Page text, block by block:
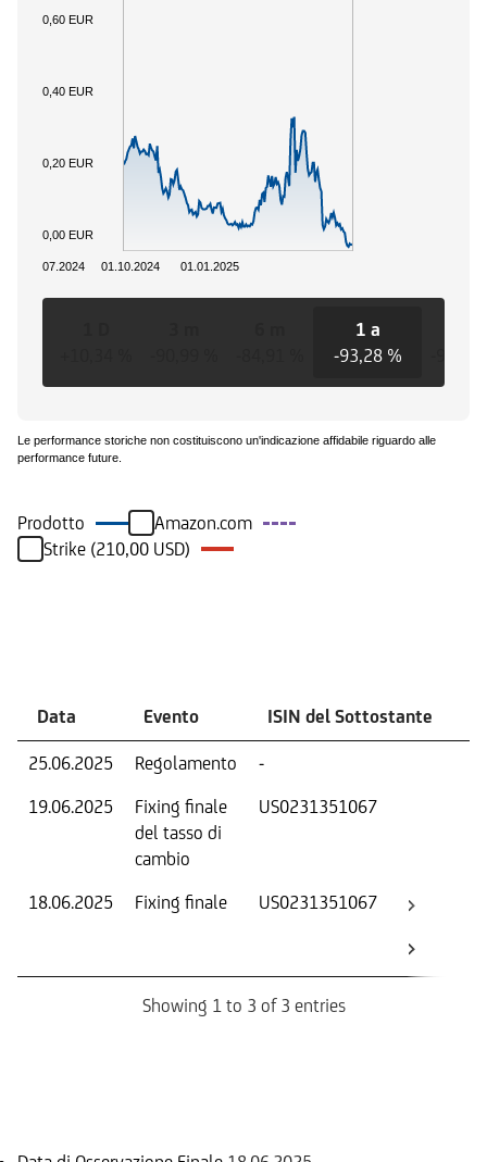
01.10.2024 01.01.2025
01.07.2024
0,00 EUR
0,20 EUR
0,40 EUR
0,60 EUR
1 a
-93,28 %
Le performance storiche non costituiscono un'indicazione affidabile riguardo alle
performance future.
Prodotto
Amazon.com
Strike (210,00 USD)
Data Evento ISIN del Sottostante
25.06.2025 Regolamento -
19.06.2025
Fixing finale
del tasso di
cambio
US0231351067
18.06.2025 Fixing finale US0231351067
Showing 1 to 3 of 3 entries